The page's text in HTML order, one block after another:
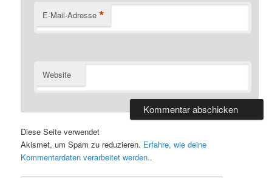
E-Mail-Adresse *
Website
Diese Seite verwendet
Akismet, um Spam zu reduzieren. Erfahre, wie deine
Kommentardaten verarbeitet werden..